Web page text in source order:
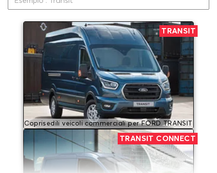
TRANSIT
Coprisedili veicoli commerciali per FORD TRANSIT
TRANSIT CONNECT